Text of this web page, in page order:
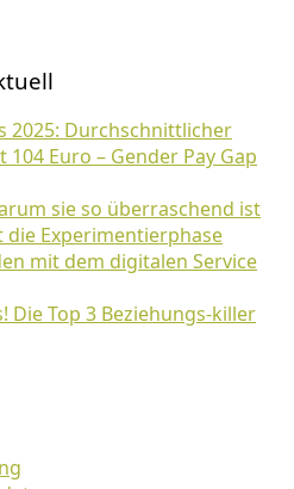
2025: Durchschnittlicher
Euro – Gender Pay Gap
sie so überraschend ist
Experimentierphase
mit dem digitalen Service
Die Top 3 Beziehungs-killer